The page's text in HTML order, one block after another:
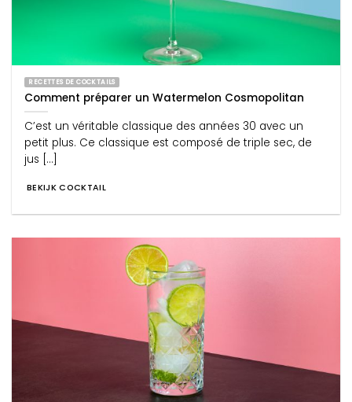
RECETTES DE COCKTAILS
Comment préparer un Watermelon Cosmopolitan
C’est un véritable classique des années 30 avec un
petit plus. Ce classique est composé de triple sec, de
jus [...]
BEKIJK COCKTAIL